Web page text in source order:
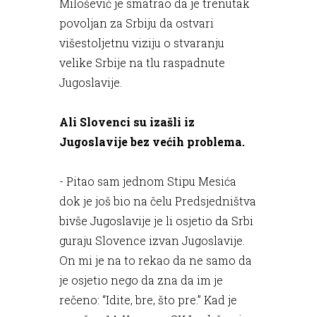
Milošević je smatrao da je trenutak
povoljan za Srbiju da ostvari
višestoljetnu viziju o stvaranju
velike Srbije na tlu raspadnute
Jugoslavije.
Ali Slovenci su izašli iz
Jugoslavije bez većih problema.
- Pitao sam jednom Stipu Mesića
dok je još bio na čelu Predsjedništva
bivše Jugoslavije je li osjetio da Srbi
guraju Slovence izvan Jugoslavije.
On mi je na to rekao da ne samo da
je osjetio nego da zna da im je
rečeno: “Idite, bre, što pre.” Kad je